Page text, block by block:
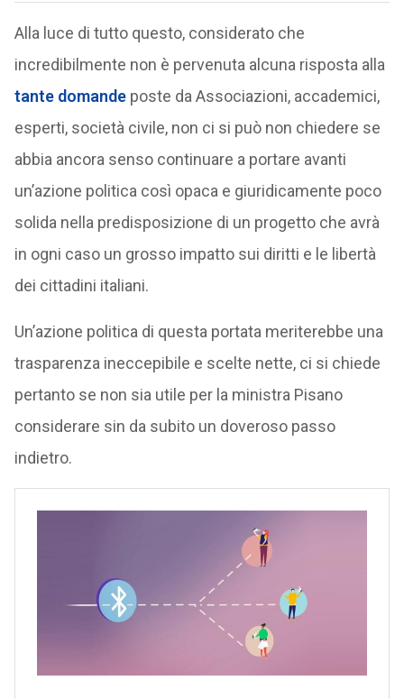
Alla luce di tutto questo, considerato che
incredibilmente non è pervenuta alcuna risposta alla
tante domande poste da Associazioni, accademici,
esperti, società civile, non ci si può non chiedere se
abbia ancora senso continuare a portare avanti
un’azione politica così opaca e giuridicamente poco
solida nella predisposizione di un progetto che avrà
in ogni caso un grosso impatto sui diritti e le libertà
dei cittadini italiani.
Un’azione politica di questa portata meriterebbe una
trasparenza ineccepibile e scelte nette, ci si chiede
pertanto se non sia utile per la ministra Pisano
considerare sin da subito un doveroso passo
indietro.